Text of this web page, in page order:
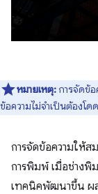
หมายเหตุ: การจัดข้
ข้อความไม่จำเป็นต้องโ
การจัดข้อความให้
การพิมพ์ เมื่อช่างพิ
เทคนิคพัฒนาขึ้น